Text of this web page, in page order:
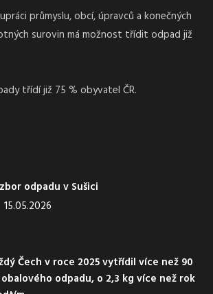
průmyslu, obcí, úpravců a konečných
surovin má možnost třídit odpad již
třídí již 75 % obyvatel ČR.
odpadu v Sušici
15.05.2026
Čech v roce 2025 vytřídil více než 90
odpadu, o 2,3 kg více než rok